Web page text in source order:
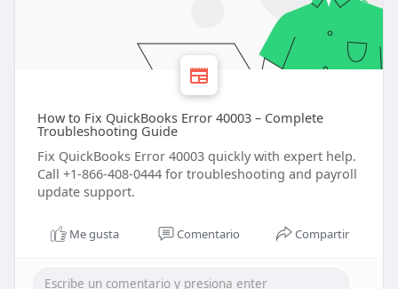
How to Fix QuickBooks Error 40003 – Complete
Troubleshooting Guide
Fix QuickBooks Error 40003 quickly with expert help.
Call +1-866-408-0444 for troubleshooting and payroll
update support.
Me gusta Comentario Compartir